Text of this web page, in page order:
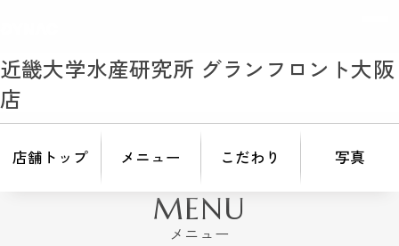
近畿大学水産研究所 グランフロント大阪
店
店舗トップ メニュー こだわり 写真
MENU
メニュー